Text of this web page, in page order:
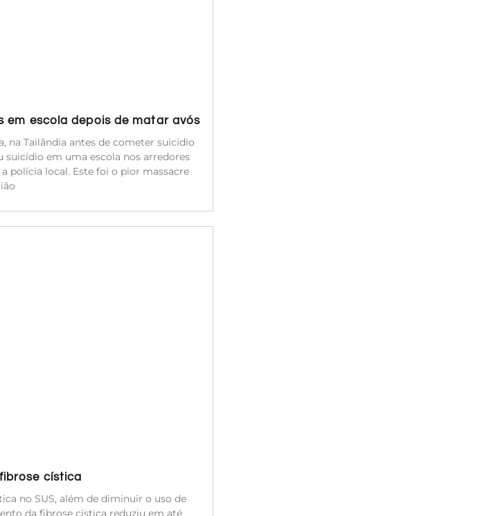
em escola depois de matar avós
na Tailândia antes de cometer suicídio
em uma escola nos arredores
polícia local. Este foi o pior massacre
cística
no SUS, além de diminuir o uso de
da fibrose cística reduziu em até